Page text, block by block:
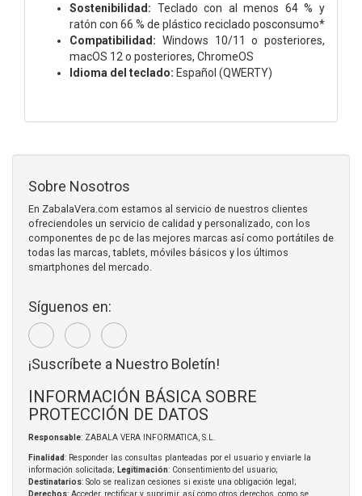
Sostenibilidad: Teclado con al menos 64 % y
ratón con 66 % de plástico reciclado posconsumo*
Compatibilidad: Windows 10/11 o posteriores,
macOS 12 o posteriores, ChromeOS
Idioma del teclado: Español (QWERTY)
Sobre Nosotros
En ZabalaVera.com estamos al servicio de nuestros clientes
ofreciendoles un servicio de calidad y personalizado, con los
componentes de pc de las mejores marcas así como portátiles de
todas las marcas, tablets, móviles básicos y los últimos
smartphones del mercado.
Síguenos en:
¡Suscríbete a Nuestro Boletín!
INFORMACIÓN BÁSICA SOBRE
PROTECCIÓN DE DATOS
Responsable: ZABALA VERA INFORMATICA, S.L.
Finalidad: Responder las consultas planteadas por el usuario y enviarle la
información solicitada; Legitimación: Consentimiento del usuario;
Destinatarios: Solo se realizan cesiones si existe una obligación legal;
Derechos: Acceder, rectificar y suprimir, así como otros derechos, como se